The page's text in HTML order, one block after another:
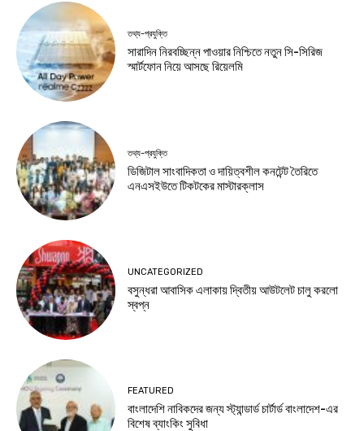
তথ্য-প্রযুক্তি
সারাদিন নিরবচ্ছিন্ন পাওয়ার নিশ্চিতে নতুন সি-সিরিজ
স্মার্টফোন নিয়ে আসছে রিয়েলমি
তথ্য-প্রযুক্তি
ডিজিটাল সাংবাদিকতা ও দায়িত্বশীল কনটেন্ট তৈরিতে
এনএসইউতে টিকটকের মাস্টারক্লাস
UNCATEGORIZED
বসুন্ধরা আবাসিক এলাকায় দ্বিতীয় আউটলেট চালু করলো
স্বপ্ন
FEATURED
বাংলাদেশি নাবিকদের জন্য স্ট্যান্ডার্ড চার্টার্ড বাংলাদেশ-এর
বিশেষ ব্যাংকিং সুবিধা